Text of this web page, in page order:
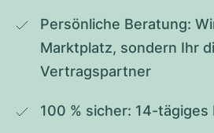
Persönliche Beratung:
Marktplatz, sondern Ihr
Vertragspartner
100 % sicher: 14-tägiges